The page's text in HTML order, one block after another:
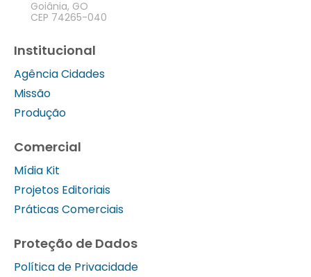
Goiânia, GO
CEP 74265-040
Institucional
Agência Cidades
Missão
Produção
Comercial
Mídia Kit
Projetos Editoriais
Práticas Comerciais
Proteção de Dados
Política de Privacidade